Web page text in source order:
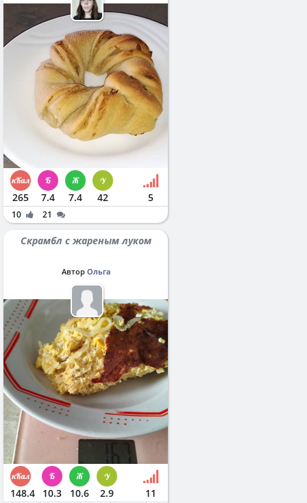
265 7.4 7.4 42 5
10 21
Скрамбл с жареным луком
Автор Ольга
148.4 10.3 10.6 2.9 11